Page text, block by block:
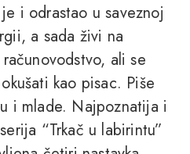
i odrastao u saveznoj
a sada živi na
ali se
kao pisac. Piše
i mlade. Najpoznatija i
“Trkač u labirintu”